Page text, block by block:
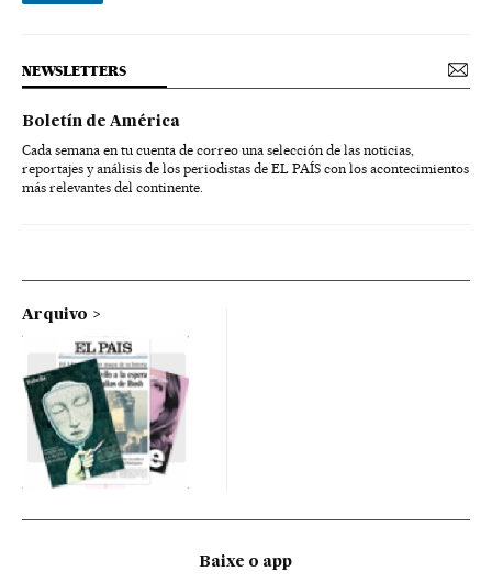
NEWSLETTERS
Boletín de América
Cada semana en tu cuenta de correo una selección de las noticias,
reportajes y análisis de los periodistas de EL PAÍS con los acontecimientos
más relevantes del continente.
Arquivo
Baixe o app